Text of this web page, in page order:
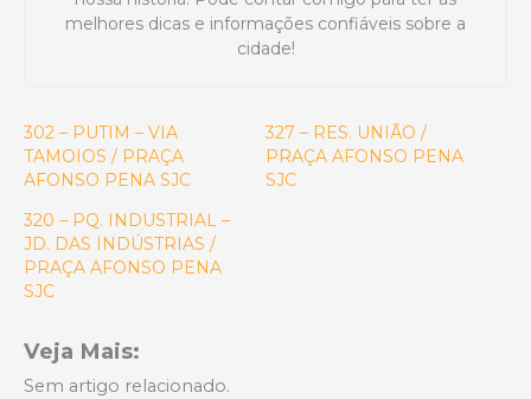
melhores dicas e informações confiáveis sobre a
cidade!
302 – PUTIM – VIA
TAMOIOS / PRAÇA
AFONSO PENA SJC
327 – RES. UNIÃO /
PRAÇA AFONSO PENA
SJC
320 – PQ. INDUSTRIAL –
JD. DAS INDÚSTRIAS /
PRAÇA AFONSO PENA
SJC
Veja Mais:
Sem artigo relacionado.